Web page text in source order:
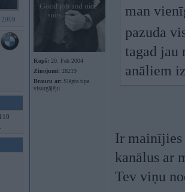
Kopš: 20. Feb 2004
Ziņojumi: 28219
Braucu ar: Slēgta tipa
visurgājēju
man
pazuda
tagad
anāliem
Ir mainījies
kanālus ar
Tev viņu